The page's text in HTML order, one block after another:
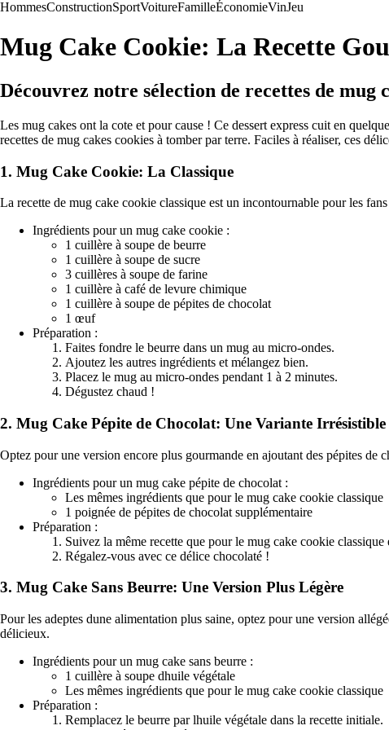
HommesConstructionSportVoitureFamilleÉconomieVinJeu
Mug Cake Cookie: La Recette
Découvrez notre sélection de recettes de mug
Les mug cakes ont la cote et pour cause ! Ce dessert express cuit en
recettes de mug cakes cookies à tomber par terre. Faciles à réaliser, ces
1. Mug Cake Cookie: La Classique
La recette de mug cake cookie classique est un incontournable pour les
Ingrédients pour un mug cake cookie :
1 cuillère à soupe de beurre
1 cuillère à soupe de sucre
3 cuillères à soupe de farine
1 cuillère à café de levure chimique
1 cuillère à soupe de pépites de chocolat
1 œuf
Préparation :
Faites fondre le beurre dans un mug au micro-ondes.
Ajoutez les autres ingrédients et mélangez bien.
Placez le mug au micro-ondes pendant 1 à 2 minutes.
Dégustez chaud !
2. Mug Cake Pépite de Chocolat: Une Variante Irrésistible
Optez pour une version encore plus gourmande en ajoutant des pépites de
Ingrédients pour un mug cake pépite de chocolat :
Les mêmes ingrédients que pour le mug cake cookie classique
1 poignée de pépites de chocolat supplémentaire
Préparation :
Suivez la même recette que pour le mug cake cookie
Régalez-vous avec ce délice chocolaté !
3. Mug Cake Sans Beurre: Une Version Plus Légère
Pour les adeptes dune alimentation plus saine, optez pour une version
délicieux.
Ingrédients pour un mug cake sans beurre :
1 cuillère à soupe dhuile végétale
Les mêmes ingrédients que pour le mug cake cookie classique
Préparation :
Remplacez le beurre par lhuile végétale dans la recette initiale.